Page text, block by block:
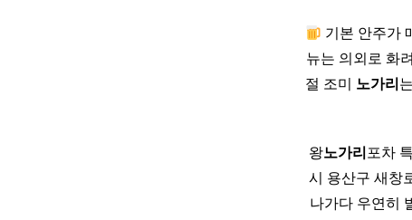
기본 안주가
뉴는 의외로 화
절 조미 노가리
왕노가리포차
시 용산구 새창
나가다 우연히